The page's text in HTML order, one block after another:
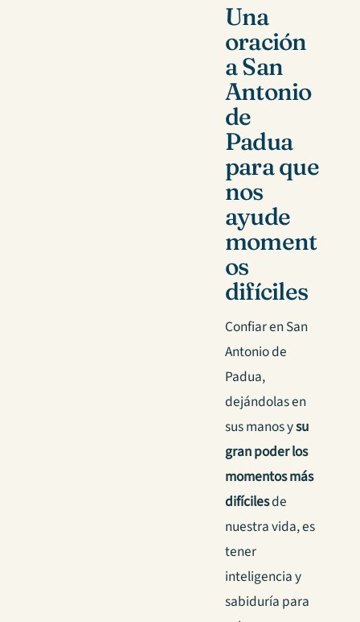
Una
oración
a San
Antonio
de
Padua
para que
nos
ayude
moment
os
difíciles
Confiar en San
Antonio de
Padua,
dejándolas en
sus manos ysu
gran poder los
momentos más
difícilesde
nuestra vida, es
tener
inteligencia y
sabiduría para